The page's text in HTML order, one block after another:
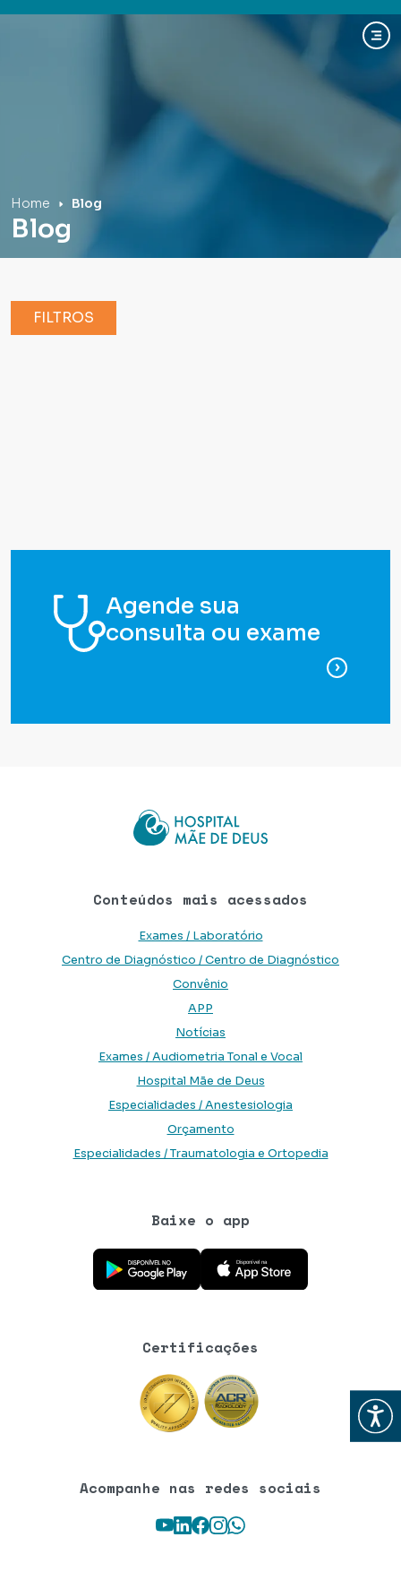
Abrir
Home Blog
Blog
FILTROS
Agende sua
consulta ou exame
para
Conteúdos mais acessados
Exames / Laboratório
Centro de Diagnóstico / Centro de Diagnóstico
Convênio
APP
Notícias
Exames / Audiometria Tonal e Vocal
Hospital Mãe de Deus
Especialidades / Anestesiologia
Orçamento
Especialidades / Traumatologia e Ortopedia
Baixe o app
Baixe o aplicativo na Google Play Store
Baixe o aplicativo na App Store
Certificações
Acompanhe nas redes sociais
Youtube
LinkedIn
Facebook
Instagram
WhatsApp